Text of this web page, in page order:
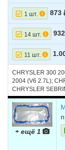
1 шт. 873
14 шт. 932
11 шт.
CHRYSLER 300
2004 (V6 2.7L);
CHRYSLER
2004 (V6 2.7L);
+ ещё 1